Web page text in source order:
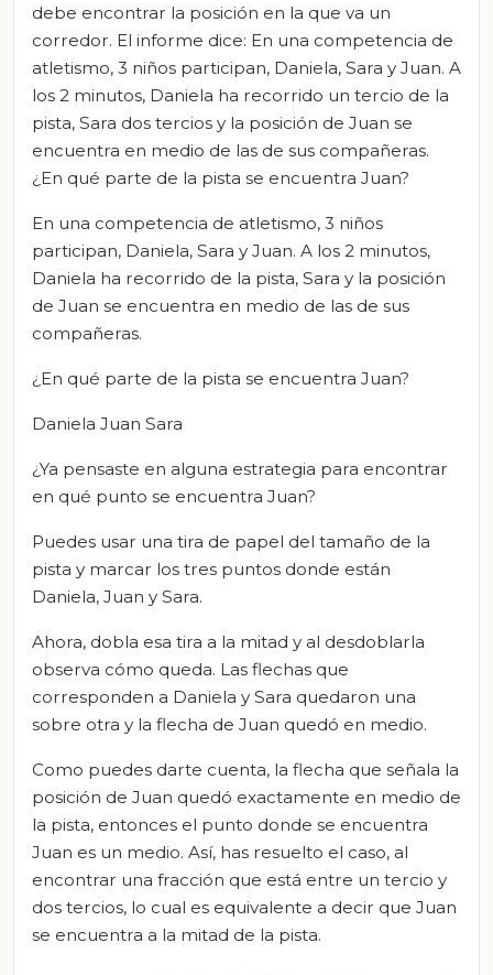
debe encontrar la posición en la que va un
corredor. El informe dice: En una competencia de
atletismo, 3 niños participan, Daniela, Sara y Juan. A
los 2 minutos, Daniela ha recorrido un tercio de la
pista, Sara dos tercios y la posición de Juan se
encuentra en medio de las de sus compañeras.
¿En qué parte de la pista se encuentra Juan?
En una competencia de atletismo, 3 niños
participan, Daniela, Sara y Juan. A los 2 minutos,
Daniela ha recorrido de la pista, Sara y la posición
de Juan se encuentra en medio de las de sus
compañeras.
¿En qué parte de la pista se encuentra Juan?
Daniela Juan Sara
¿Ya pensaste en alguna estrategia para encontrar
en qué punto se encuentra Juan?
Puedes usar una tira de papel del tamaño de la
pista y marcar los tres puntos donde están
Daniela, Juan y Sara.
Ahora, dobla esa tira a la mitad y al desdoblarla
observa cómo queda. Las flechas que
corresponden a Daniela y Sara quedaron una
sobre otra y la flecha de Juan quedó en medio.
Como puedes darte cuenta, la flecha que señala la
posición de Juan quedó exactamente en medio de
la pista, entonces el punto donde se encuentra
Juan es un medio. Así, has resuelto el caso, al
encontrar una fracción que está entre un tercio y
dos tercios, lo cual es equivalente a decir que Juan
se encuentra a la mitad de la pista.